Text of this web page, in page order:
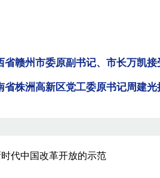
赣州市委原副书记、市长万凯接
株洲高新区党工委原书记周建光
代中国改革开放的示范